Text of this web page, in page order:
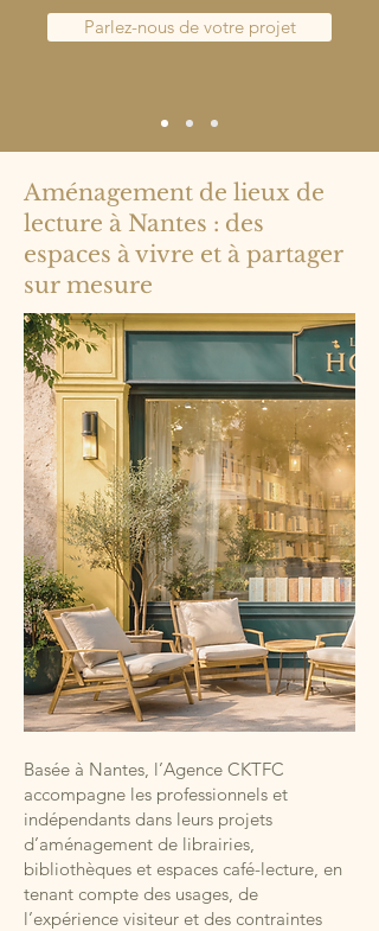
Parlez-nous de votre projet
Aménagement de lieux de
lecture à Nantes : des
espaces à vivre et à partager
sur mesure
Basée à Nantes, l’Agence CKTFC
accompagne les professionnels et
indépendants dans leurs projets
d’aménagement de librairies,
bibliothèques et espaces café-lecture, en
tenant compte des usages, de
l’expérience visiteur et des contraintes